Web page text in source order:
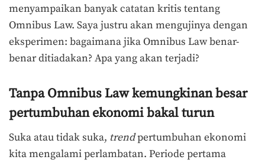
menyampaikan banyak catatan kritis tentang
Omnibus Law. Saya justru akan mengujinya dengan
eksperimen: bagaimana jika Omnibus Law benar-
benar ditiadakan? Apa yang akan terjadi?
Tanpa Omnibus Law kemungkinan besar
pertumbuhan ekonomi bakal turun
Suka atau tidak suka, trendpertumbuhan ekonomi
kita mengalami perlambatan. Periode pertama